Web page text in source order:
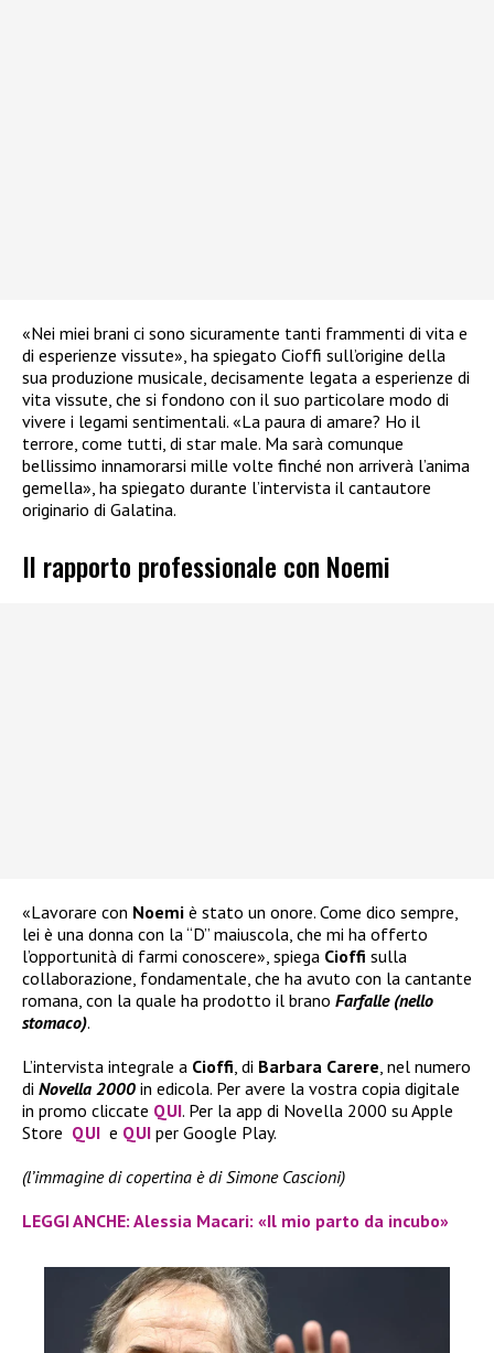
«Nei miei brani ci sono sicuramente tanti frammenti di vita e
di esperienze vissute», ha spiegato Cioffi sull’origine della
sua produzione musicale, decisamente legata a esperienze di
vita vissute, che si fondono con il suo particolare modo di
vivere i legami sentimentali. «La paura di amare? Ho il
terrore, come tutti, di star male. Ma sarà comunque
bellissimo innamorarsi mille volte finché non arriverà l’anima
gemella», ha spiegato durante l’intervista il cantautore
originario di Galatina.
Il rapporto professionale con Noemi
«Lavorare con Noemi è stato un onore. Come dico sempre,
lei è una donna con la “D” maiuscola, che mi ha offerto
l’opportunità di farmi conoscere», spiega Cioffi sulla
collaborazione, fondamentale, che ha avuto con la cantante
romana, con la quale ha prodotto il brano Farfalle (nello
stomaco).
L’intervista integrale a Cioffi , di Barbara Carere , nel numero
di Novella 2000 in edicola. Per avere la vostra copia digitale
in promo cliccate QUI. Per la app di Novella 2000 su Apple
Store QUI e QUI per Google Play.
(l’immagine di copertina è di Simone Cascioni)
LEGGI ANCHE: Alessia Macari: «Il mio parto da incubo»